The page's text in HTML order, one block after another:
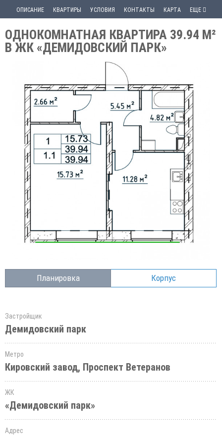
ОПИСАНИЕ КВАРТИРЫ УСЛОВИЯ КОНТАКТЫ КАРТА ЕЩЕ
ОДНОКОМНАТНАЯ КВАРТИРА 39.94 М²
В ЖК «ДЕМИДОВСКИЙ ПАРК»
Планировка Корпус
Застройщик
Демидовский парк
Метро
Кировский завод, Проспект Ветеранов
ЖК
«Демидовский парк»
Адрес